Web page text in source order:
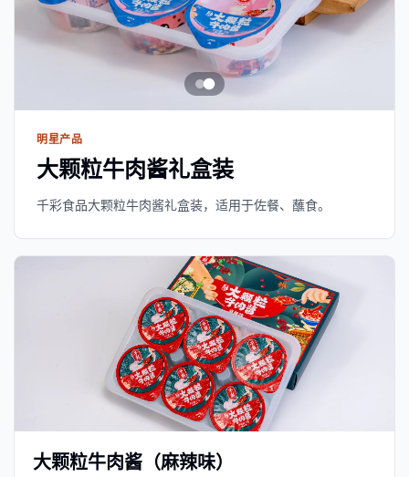
明星产品
大颗粒牛肉酱礼盒装
千彩食品大颗粒牛肉酱礼盒装，适用于佐餐、蘸食。
大颗粒牛肉酱（麻辣味）